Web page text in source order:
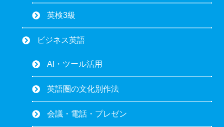
英検3級
ビジネス英語
AI・ツール活用
英語圏の文化別作法
会議・電話・プレゼン